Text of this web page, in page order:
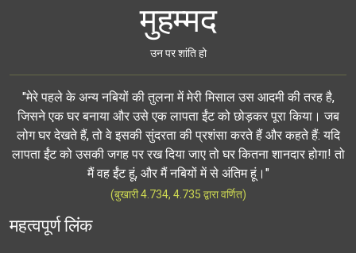
मुहम्मद
उन पर शांति हो
"मेरे पहले के अन्य नबियों की तुलना में मेरी मिसाल उस आदमी की तरह है,
जिसने एक घर बनाया और उसे एक लापता ईंट को छोड़कर पूरा किया। जब
लोग घर देखते हैं, तो वे इसकी सुंदरता की प्रशंसा करते हैं और कहते हैं: यदि
लापता ईंट को उसकी जगह पर रख दिया जाए तो घर कितना शानदार होगा! तो
मैं वह ईंट हूं, और मैं नबियों में से अंतिम हूं।"
(बुखारी 4.734, 4.735 द्वारा वर्णित)
महत्वपूर्ण लिंक